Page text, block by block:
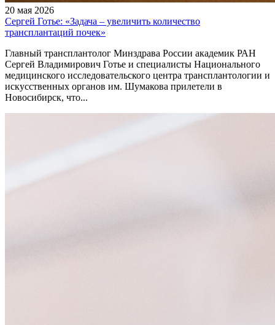
20 мая 2026
Сергей Готье: «Задача – увеличить количество
трансплантаций почек»
Главный трансплантолог Минздрава России академик РАН
Сергей Владимирович Готье и специалисты Национального
медицинского исследовательского центра трансплантологии и
искусственных органов им. Шумакова прилетели в
Новосибирск, что...